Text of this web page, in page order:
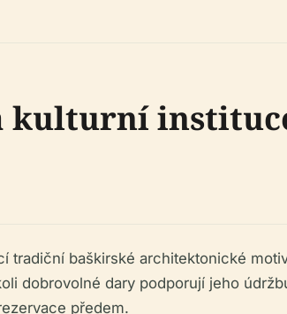
kulturní
tradiční baškirské architektonické
dobrovolné dary podporují jeho
předem.